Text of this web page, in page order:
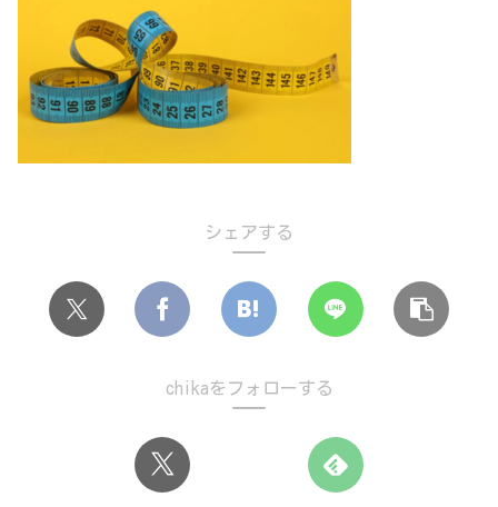
シェアする
chikaをフォローする